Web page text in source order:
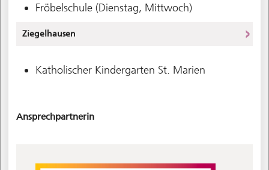
Fröbelschule (Dienstag, Mittwoch)
Ziegelhausen
Katholischer Kindergarten St. Marien
Ansprechpartnerin